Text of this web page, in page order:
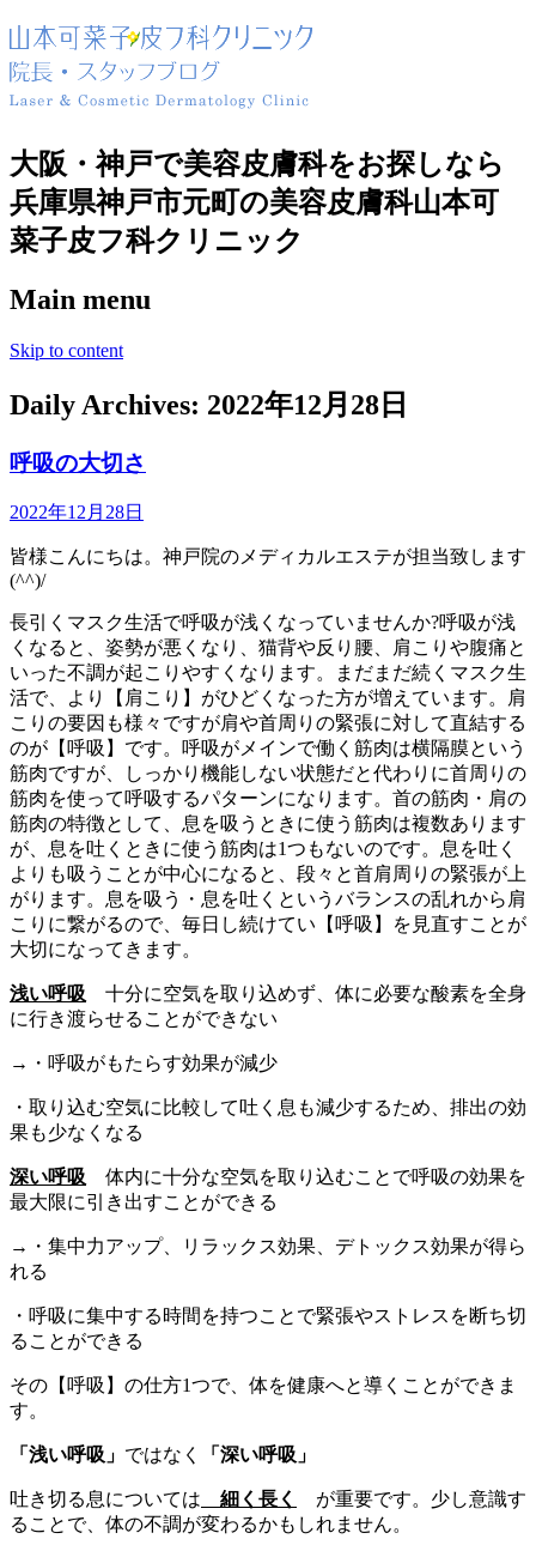
大阪・神戸で美容皮膚科をお探しなら
兵庫県神戸市元町の美容皮膚科山本可
菜子皮フ科クリニック
Main menu
Skip to content
Daily Archives: 2022年12月28日
呼吸の大切さ
2022年12月28日
皆様こんにちは。神戸院のメディカルエステが担当致します
(^^)/
長引くマスク生活で呼吸が浅くなっていませんか?呼吸が浅
くなると、姿勢が悪くなり、猫背や反り腰、肩こりや腹痛と
いった不調が起こりやすくなります。まだまだ続くマスク生
活で、より【肩こり】がひどくなった方が増えています。肩
こりの要因も様々ですが肩や首周りの緊張に対して直結する
のが【呼吸】です。呼吸がメインで働く筋肉は横隔膜という
筋肉ですが、しっかり機能しない状態だと代わりに首周りの
筋肉を使って呼吸するパターンになります。首の筋肉・肩の
筋肉の特徴として、息を吸うときに使う筋肉は複数あります
が、息を吐くときに使う筋肉は1つもないのです。息を吐く
よりも吸うことが中心になると、段々と首肩周りの緊張が上
がります。息を吸う・息を吐くというバランスの乱れから肩
こりに繋がるので、毎日し続けてい【呼吸】を見直すことが
大切になってきます。
浅い呼吸 十分に空気を取り込めず、体に必要な酸素を全身
に行き渡らせることができない
→・呼吸がもたらす効果が減少
・取り込む空気に比較して吐く息も減少するため、排出の効
果も少なくなる
深い呼吸 体内に十分な空気を取り込むことで呼吸の効果を
最大限に引き出すことができる
→・集中力アップ、リラックス効果、デトックス効果が得ら
れる
・呼吸に集中する時間を持つことで緊張やストレスを断ち切
ることができる
その【呼吸】の仕方1つで、体を健康へと導くことができま
す。
「浅い呼吸」 ではなく 「深い呼吸」
吐き切る息については 細く長く
が重要です。少し意識す
ることで、体の不調が変わるかもしれません。